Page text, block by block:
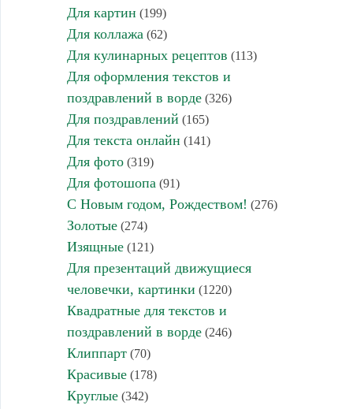
Для картин (199)
Для коллажа (62)
Для кулинарных рецептов (113)
Для оформления текстов и
поздравлений в ворде(326)
Для поздравлений (165)
Для текста онлайн (141)
Для фото(319)
Для фотошопа (91)
С Новым годом, Рождеством! (276)
Золотые(274)
Изящные(121)
Для презентаций движущиеся
человечки, картинки (1220)
Квадратные для текстов и
поздравлений в ворде(246)
Клиппарт(70)
Красивые(178)
Круглые(342)